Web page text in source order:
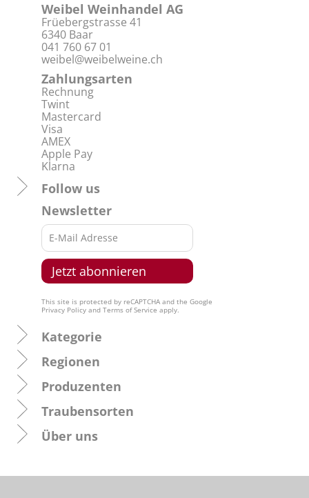
Weibel Weinhandel AG
Früebergstrasse 41
6340 Baar
041 760 67 01
weibel@weibelweine.ch
Zahlungsarten
Rechnung
Twint
Mastercard
Visa
AMEX
Apple Pay
Klarna
Follow us
Newsletter
This site is protected by reCAPTCHA and the Google
Privacy Policy and Terms of Service apply.
Kategorie
Regionen
Produzenten
Traubensorten
Über uns